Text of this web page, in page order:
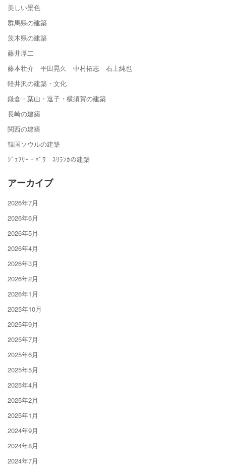
美しい景色
群馬県の建築
茨木県の建築
藤井厚二
藤本壮介 平田晃久 中村拓志 石上純也
軽井沢の建築・文化
鎌倉・葉山・逗子・横須賀の建築
長崎の建築
関西の建築
韓国ソウルの建築
ｼﾞｪﾌﾘｰ・ﾊﾞﾜ ｽﾘﾗﾝｶの建築
アーカイブ
2026年7月
2026年6月
2026年5月
2026年4月
2026年3月
2026年2月
2026年1月
2025年10月
2025年9月
2025年7月
2025年6月
2025年5月
2025年4月
2025年2月
2025年1月
2024年9月
2024年8月
2024年7月